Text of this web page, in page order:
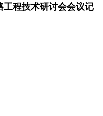
程技术研讨会会议记